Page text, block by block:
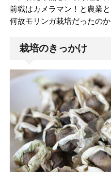
前職はカメラマン！と農業
何故モリンガ栽培だったのか
栽培のきっかけ